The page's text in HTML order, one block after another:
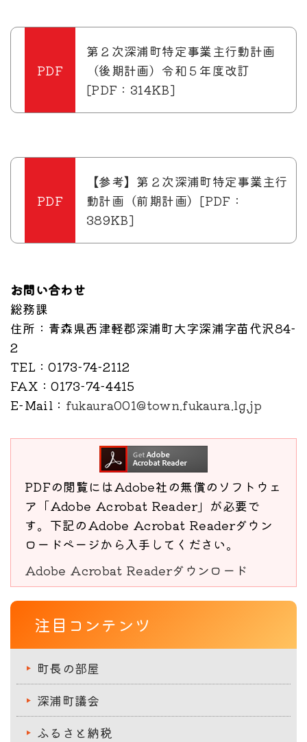
第２次深浦町特定事業主行動計画
（後期計画）令和５年度改訂
[PDF：314KB]
【参考】第２次深浦町特定事業主行
動計画（前期計画）[PDF：
389KB]
お問い合わせ
総務課
住所 ：青森県西津軽郡深浦町大字深浦字苗代沢84-
2
TEL ：0173-74-2112
FAX ：0173-74-4415
E-Mail ： fukaura001@town.fukaura.lg.jp
PDFの閲覧にはAdobe社の無償のソフトウェ
ア「Adobe Acrobat Reader」が必要で
す。下記のAdobe Acrobat Readerダウン
ロードページから入手してください。
Adobe Acrobat Readerダウンロード
注目コンテンツ
町長の部屋
深浦町議会
ふるさと納税